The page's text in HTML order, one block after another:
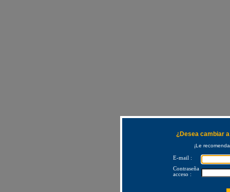
¿Desea cambiar
¡Le
E-mail :
Contraseña
acceso :